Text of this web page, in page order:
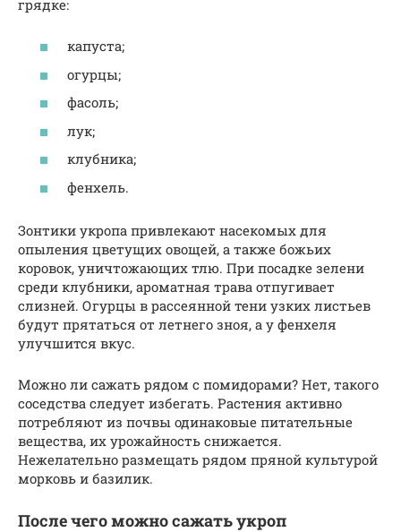
грядке:
капуста;
огурцы;
фасоль;
лук;
клубника;
фенхель.
Зонтики укропа привлекают насекомых для
опыления цветущих овощей, а также божьих
коровок, уничтожающих тлю. При посадке зелени
среди клубники, ароматная трава отпугивает
слизней. Огурцы в рассеянной тени узких листьев
будут прятаться от летнего зноя, а у фенхеля
улучшится вкус.
Можно ли сажать рядом с помидорами? Нет, такого
соседства следует избегать. Растения активно
потребляют из почвы одинаковые питательные
вещества, их урожайность снижается.
Нежелательно размещать рядом пряной культурой
морковь и базилик.
После чего можно сажать укроп